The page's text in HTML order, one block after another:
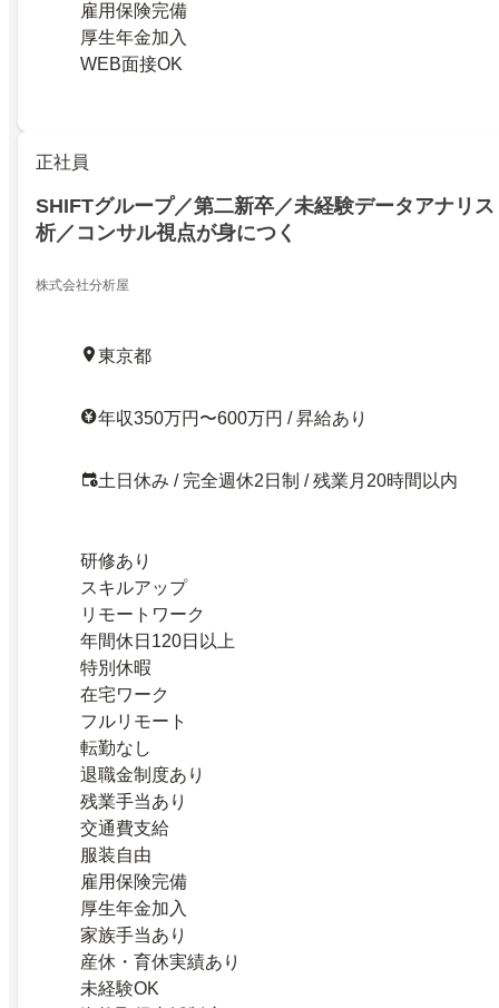
雇用保険完備
厚生年金加入
WEB面接OK
正社員
SHIFTグループ／第二新卒／未経験データアナリ
析／コンサル視点が身につく
株式会社分析屋
東京都
年収350万円〜600万円 / 昇給あり
土日休み / 完全週休2日制 / 残業月20時間以内
研修あり
スキルアップ
リモートワーク
年間休日120日以上
特別休暇
在宅ワーク
フルリモート
転勤なし
退職金制度あり
残業手当あり
交通費支給
服装自由
雇用保険完備
厚生年金加入
家族手当あり
産休・育休実績あり
未経験OK